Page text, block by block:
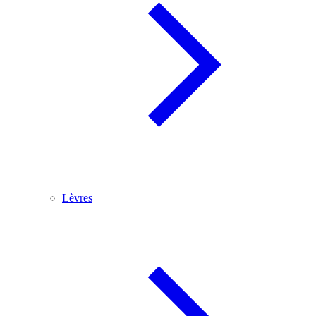
Lèvres